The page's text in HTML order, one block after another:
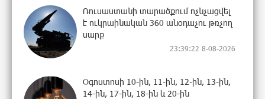
Ռուսաստանի տարածքում ոչնչացվել
է ուկրաինական 360 անօդաչու թռչող
սարք
23:39:22 8-08-2026
Օգոստոսի 10-ին, 11-ին, 12-ին, 13-ին,
14-ին, 17-ին, 18-ին և 20-ին